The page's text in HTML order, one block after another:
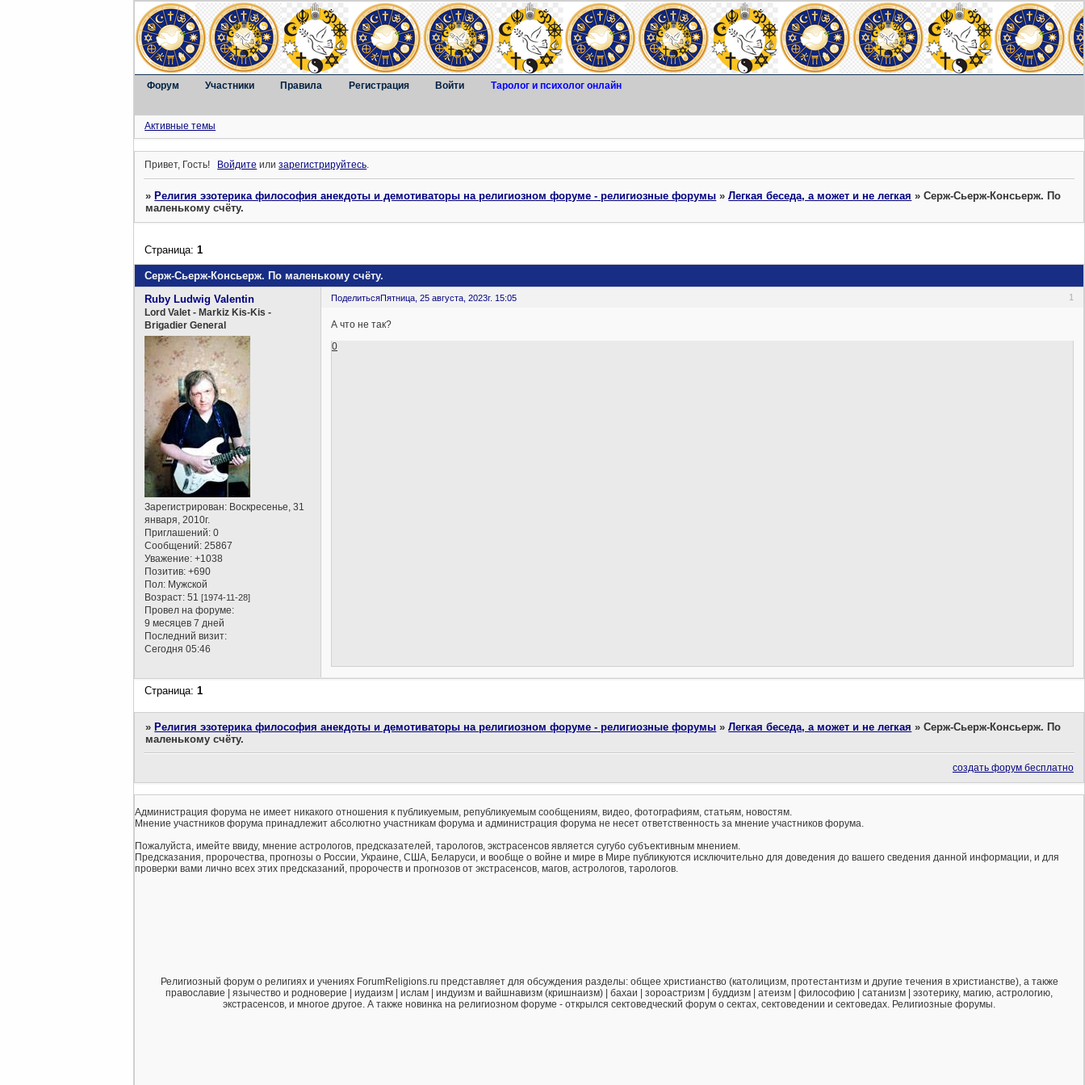
Форум Участники Правила Регистрация Войти Таролог и психолог онлайн
Активные темы
Привет, Гость! Войдите илизарегистрируйтесь.
»Религия эзотерика философия анекдоты и демотиваторы на религиозном форуме - религиозные форумы »Легкая беседа, а может и не легкая »Серж-Сьерж-Консьерж. По
маленькому счёту.
Серж-Сьерж-Консьерж. По маленькому счёту.
Страница:1
Поделиться 1
Пятница, 25 августа, 2023г. 15:05
Ruby Ludwig Valentin
Lord Valet - Markiz Kis-Kis -
Brigadier General
Зарегистрирован: Воскресенье, 31
января, 2010г.
Приглашений: 0
Сообщений: 25867
Уважение: +1038
Позитив: +690
Пол: Мужской
Возраст: 51[1974-11-28]
Провел на форуме:
9 месяцев 7 дней
Последний визит:
Сегодня 05:46
А что не так?
0
Страница:1
» Религия эзотерика философия анекдоты и демотиваторы на религиозном форуме - религиозные форумы »Легкая беседа, а может и не легкая »Серж-Сьерж-Консьерж. По
маленькому счёту.
создать форум бесплатно
Администрация форума не имеет никакого отношения к публикуемым, републикуемым сообщениям, видео, фотографиям, статьям, новостям.
Мнение участников форума принадлежит абсолютно участникам форума и администрация форума не несет ответственность за мнение участников форума.
Пожалуйста, имейте ввиду, мнение астрологов, предсказателей, тарологов, экстрасенсов является сугубо субъективным мнением.
Предсказания, пророчества, прогнозы о России, Украине, США, Беларуси, и вообще о войне и мире в Мире публикуются исключительно для доведения до вашего сведения данной информации, и для
проверки вами лично всех этих предсказаний, пророчеств и прогнозов от экстрасенсов, магов, астрологов, тарологов.
Религиозный форум о религиях и учениях ForumReligions.ru представляет для обсуждения разделы: общее христианство (католицизм, протестантизм и другие течения в христианстве), а также
православие | язычество и родноверие | иудаизм | ислам | индуизм и вайшнавизм (кришнаизм) | бахаи | зороастризм | буддизм | атеизм | философию | сатанизм | эзотерику, магию, астрологию,
экстрасенсов, и многое другое. А также новинка на религиозном форуме - открылся сектоведческий форум о сектах, сектоведении и сектоведах. Религиозные форумы.